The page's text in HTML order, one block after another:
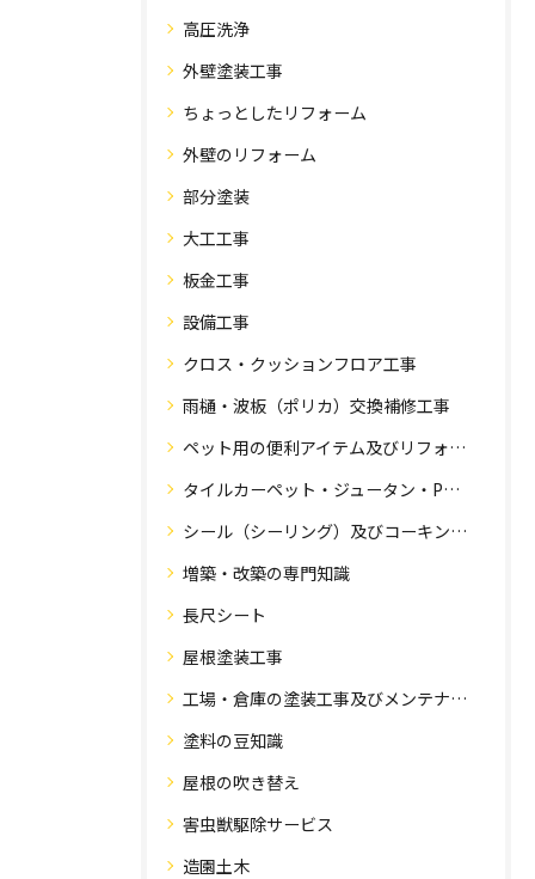
高圧洗浄
外壁塗装工事
ちょっとしたリフォーム
外壁のリフォーム
部分塗装
大工工事
板金工事
設備工事
クロス・クッションフロア工事
雨樋・波板（ポリカ）交換補修工事
ペット用の便利アイテム及びリフォーム工事
タイルカーペット・ジュータン・Pタイル・床・フローリング工事
シール（シーリング）及びコーキング工事の専門知識
増築・改築の専門知識
長尺シート
屋根塗装工事
工場・倉庫の塗装工事及びメンテナンス
塗料の豆知識
屋根の吹き替え
害虫獣駆除サービス
造園土木